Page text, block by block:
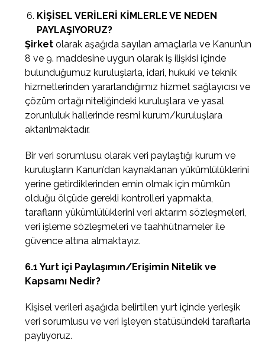
KİŞİSEL VERİLERİ KİMLERLE VE NEDEN
PAYLAŞIYORUZ?
Şirket olarak aşağıda sayılan amaçlarla ve Kanun’un
8 ve 9. maddesine uygun olarak iş ilişkisi içinde
bulunduğumuz kuruluşlarla, idari, hukuki ve teknik
hizmetlerinden yararlandığımız hizmet sağlayıcısı ve
çözüm ortağı niteliğindeki kuruluşlara ve yasal
zorunluluk hallerinde resmi kurum/kuruluşlara
aktarılmaktadır.
Bir veri sorumlusu olarak veri paylaştığı kurum ve
kuruluşların Kanun’dan kaynaklanan yükümlülüklerini
yerine getirdiklerinden emin olmak için mümkün
olduğu ölçüde gerekli kontrolleri yapmakta,
tarafların yükümlülüklerini veri aktarım sözleşmeleri,
veri işleme sözleşmeleri ve taahhütnameler ile
güvence altına almaktayız.
6.1 Yurt içi Paylaşımın/Erişimin Nitelik ve
Kapsamı Nedir?
Kişisel verileri aşağıda belirtilen yurt içinde yerleşik
veri sorumlusu ve veri işleyen statüsündeki taraflarla
paylıyoruz.